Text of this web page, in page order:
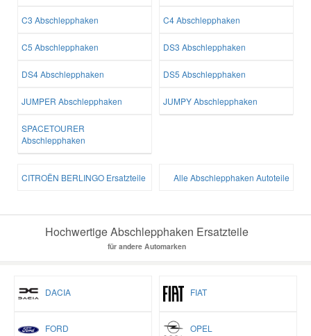
C3 Abschlepphaken C4 Abschlepphaken
C5 Abschlepphaken DS3 Abschlepphaken
DS4 Abschlepphaken DS5 Abschlepphaken
JUMPER Abschlepphaken JUMPY Abschlepphaken
SPACETOURER
Abschlepphaken
CITROËN BERLINGO Ersatzteile Alle Abschlepphaken Autoteile
Hochwertige Abschlepphaken Ersatzteile
für andere Automarken
DACIA FIAT
FORD OPEL